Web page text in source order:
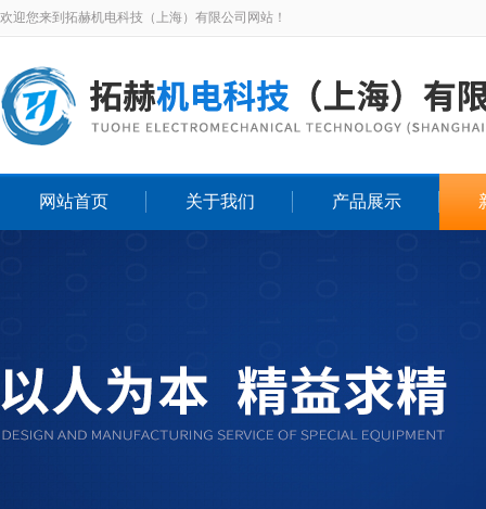
欢迎您来到拓赫机电科技（上海）有限公司网站！
网站首页 关于我们 产品展示